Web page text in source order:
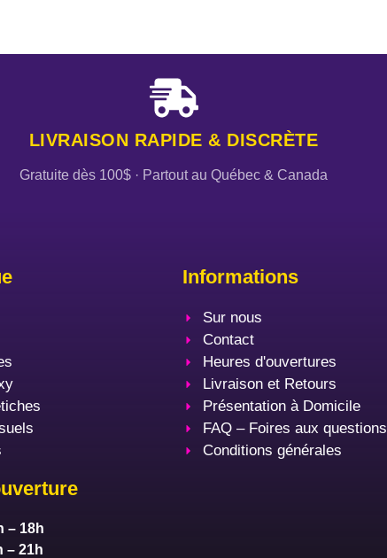
LIVRAISON RAPIDE & DISCRÈTE
Gratuite dès 100$ · Partout au Québec & Canada
– 18h
– 21h
Informations
Sur nous
Contact
Heures d'ouvertures
Livraison et Retours
Présentation à Domicile
FAQ – Foires aux questions
Conditions générales